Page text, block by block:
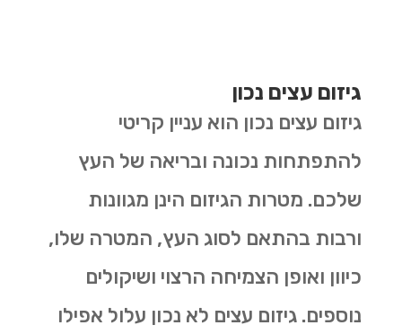
גיזום עצים נכון
גיזום עצים נכון הוא עניין קריטי
להתפתחות נכונה ובריאה של העץ
שלכם. מטרות הגיזום הינן מגוונות
ורבות בהתאם לסוג העץ, המטרה שלו,
כיוון ואופן הצמיחה הרצוי ושיקולים
נוספים. גיזום עצים לא נכון עלול אפילו